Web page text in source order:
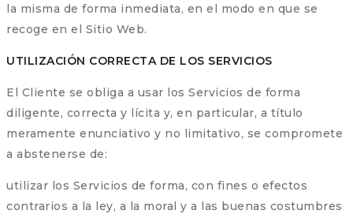
la misma de forma inmediata, en el modo en que se
recoge en el Sitio Web.
UTILIZACIÓN CORRECTA DE LOS SERVICIOS
El Cliente se obliga a usar los Servicios de forma
diligente, correcta y lícita y, en particular, a título
meramente enunciativo y no limitativo, se compromete
a abstenerse de:
utilizar los Servicios de forma, con fines o efectos
contrarios a la ley, a la moral y a las buenas costumbres